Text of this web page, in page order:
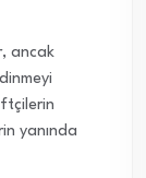
ancak
yanında